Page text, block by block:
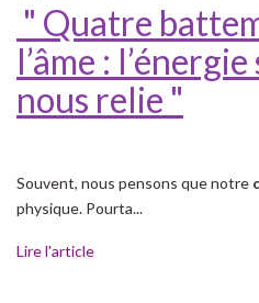
" Quatre
l’âme :
nous relie "
Souvent, nous pensons que notre
physique. Pourta...
Lire l'article